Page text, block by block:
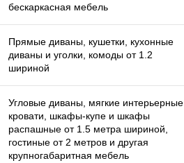
бескаркасная мебель
Прямые диваны, кушетки, кухонные
диваны и уголки, комоды от 1.2
шириной
Угловые диваны, мягкие интерьерные
кровати, шкафы-купе и шкафы
распашные от 1.5 метра шириной,
гостиные от 2 метров и другая
крупногабаритная мебель